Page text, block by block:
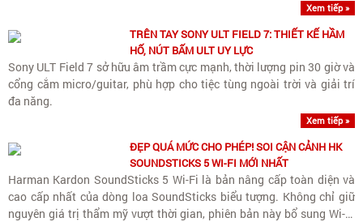
Xem tiếp »
TRÊN TAY SONY ULT FIELD 7: THIẾT KẾ HẦM
HỐ, NÚT BẤM ULT UY LỰC
Sony ULT Field 7 sở hữu âm trầm cực mạnh, thời lượng pin 30 giờ và
cổng cắm micro/guitar, phù hợp cho tiệc tùng ngoài trời và giải trí
đa năng.
Xem tiếp »
ĐẸP QUÁ MỨC CHO PHÉP! SOI CẬN CẢNH HK
SOUNDSTICKS 5 WI-FI MỚI NHẤT
Harman Kardon SoundSticks 5 Wi-Fi là bản nâng cấp toàn diện và
cao cấp nhất của dòng loa SoundSticks biểu tượng. Không chỉ giữ
nguyên giá trị thẩm mỹ vượt thời gian, phiên bản này bổ sung Wi-Fi